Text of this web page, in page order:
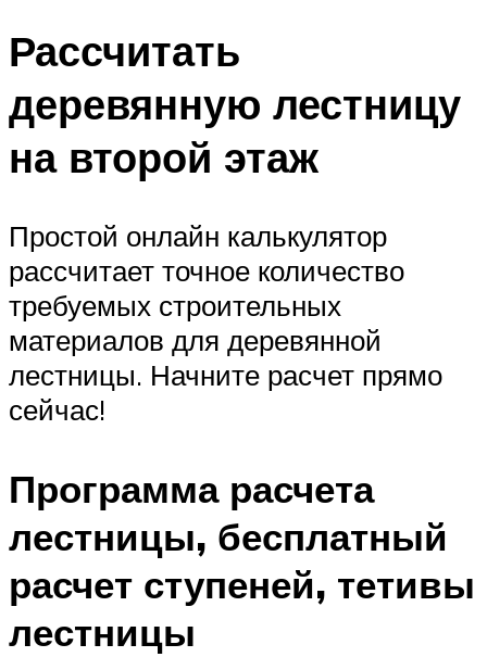
Рассчитать
деревянную лестницу
на второй этаж
Простой онлайн калькулятор
рассчитает точное количество
требуемых строительных
материалов для деревянной
лестницы. Начните расчет прямо
сейчас!
Программа расчета
лестницы, бесплатный
расчет ступеней, тетивы
лестницы